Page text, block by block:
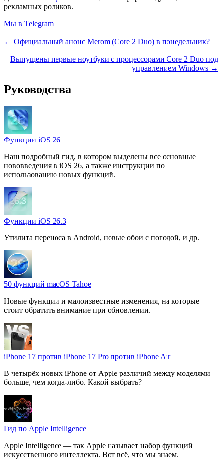
рекламных роликов.
Мы в Telegram
← Официальный анонс Merom (Core 2 Duo) в понедельник?
Выпущены первые ноутбуки с процессорами Core 2 Duo под
управлением Windows →
Руководства
Функции iOS 26
Наш подробный гид, в котором выделены все основные
нововведения в iOS 26, а также инструкции по
использованию новых функций.
Функции iOS 26.3
Утилита переноса в Android, новые обои с погодой, и др.
50 функций macOS Tahoe
Новые функции и малоизвестные изменения, на которые
стоит обратить внимание при обновлении.
iPhone 17 против iPhone 17 Pro против iPhone Air
В четырёх новых iPhone от Apple различий между моделями
больше, чем когда-либо. Какой выбрать?
Гид по Apple Intelligence
Apple Intelligence — так Apple называет набор функций
искусственного интеллекта. Вот всё, что мы знаем.